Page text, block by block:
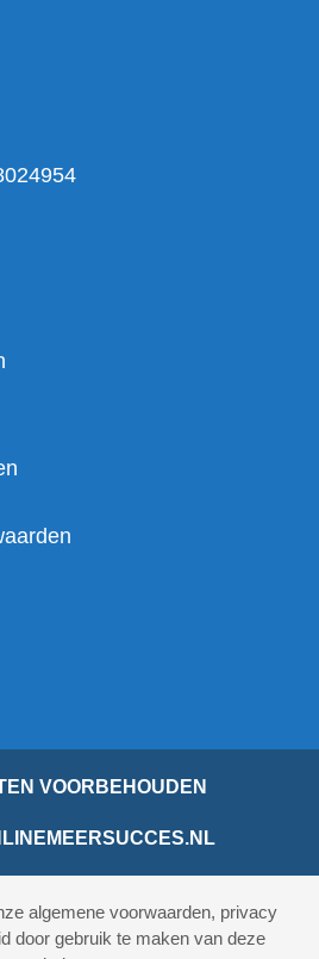
VOORBEHOUDEN
algemene voorwaarden, privacy
door gebruik te maken van deze